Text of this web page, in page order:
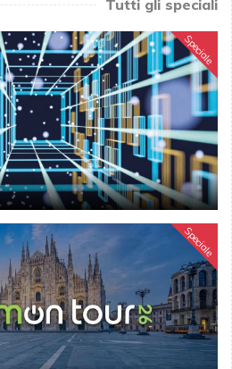
Tutti gli speciali
Speciale
Speciale